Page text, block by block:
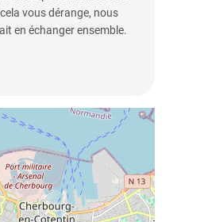
vous dérange, nous
en échanger ensemble.